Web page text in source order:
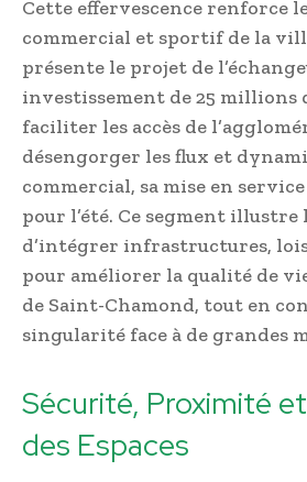
Cette effervescence renforce
commercial et sportif de la
présente le projet de
investissement de 25 millions
faciliter les accès de
désengorger les flux et
commercial, sa mise en
pour l’été. Ce segment illustre
d’intégrer infrastructures,
pour améliorer la qualité de
de Saint-Chamond, tout en
singularité face à de grandes
Sécurité, Proximité
des Espaces